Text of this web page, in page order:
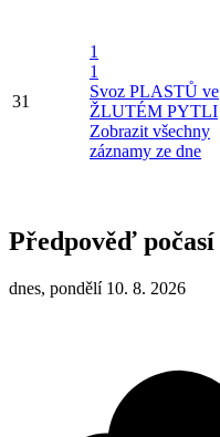
31
1
1
Svoz PLASTŮ ve
ŽLUTÉM PYTLI
Zobrazit všechny
záznamy ze dne
Předpověď počasí
dnes, pondělí 10. 8. 2026